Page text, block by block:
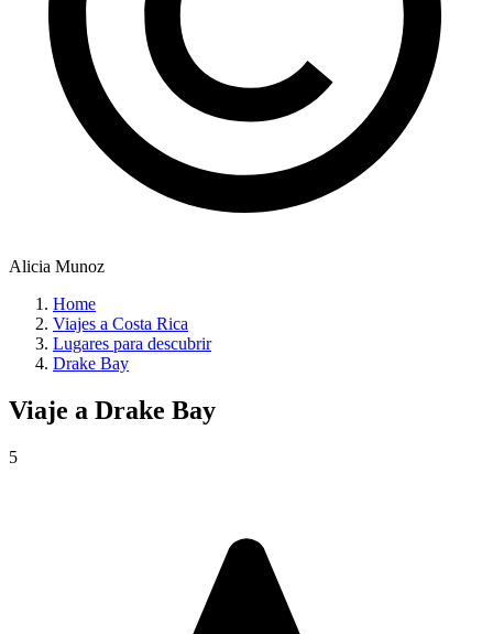
Alicia Munoz
Home
Viajes a Costa Rica
Lugares para descubrir
Drake Bay
Viaje a Drake Bay
5